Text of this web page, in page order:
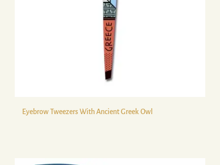
Eyebrow Tweezers With Ancient Greek Owl